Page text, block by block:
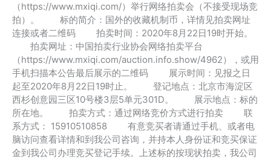
（https://www.mxiqi.com/）举行网络拍卖会（不接受现场竞
拍）。 标的简介：国外的收藏机制币，详情见拍卖网址
连接或者二维码 拍卖时间：2020年8月22日19时开始。
拍卖网址：中国拍卖行业协会网络拍卖平台
（https://www.mxiqi.com/auction.info.show/4962），或用
手机扫描本公告最后展示的二维码 展示时间：见报之日
起至2020年8月22日19时止。 登记地点：北京市海淀区
西杉创意园三区10号楼3层5单元301D。 展示地点：标的
所在地。 拍卖方式：通过网络竞价方式进行拍卖 联
系方式： 15910510858 有意竞买者请通过手机、或者电
脑访问查看详情和到我公司咨询，并持本人身份证和竞买保证
金到我公司办理竞买登记手续。上述标的按现状拍卖，我公司